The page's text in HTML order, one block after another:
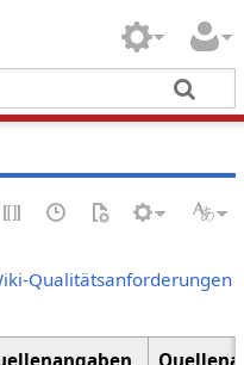
Qualitätsanforderungen